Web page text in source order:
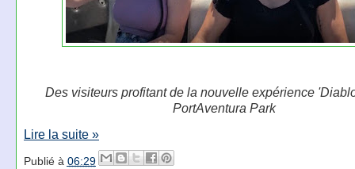
Des visiteurs profitant de la nouvelle expérience
PortAventura Park
Lire la suite »
Publié à 06:29